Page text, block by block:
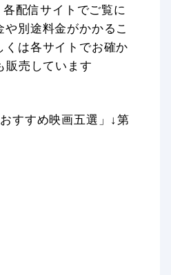
配信サイトでご覧に
別途料金がかかるこ
くは各サイトでお確か
販売しています
すすめ映画五選」↓第